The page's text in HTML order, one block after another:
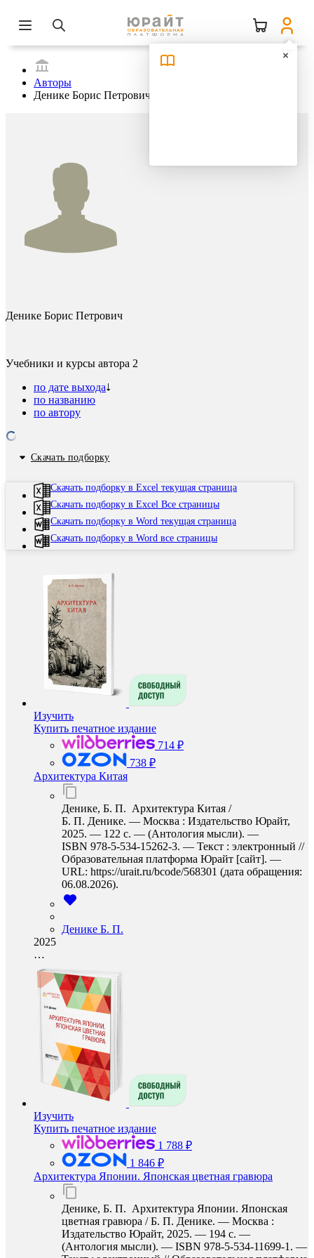
Авторы
Денике Борис Петрович
Денике Борис Петрович
Учебники и курсы автора 2
по дате выхода
по названию
по автору
Скачать подборку
Скачать подборку в Excel текущая страница
Скачать подборку в Excel Все страницы
Скачать подборку в Word текущая страница
Скачать подборку в Word все страницы
Изучить
Купить печатное издание
714 ₽
738 ₽
Архитектура Китая
Денике, Б. П. Архитектура Китая /
Б. П. Денике. — Москва : Издательство Юрайт,
2025. — 122 с. — (Антология мысли). —
ISBN 978-5-534-15262-3. — Текст : электронный //
Образовательная платформа Юрайт [сайт]. —
URL: https://urait.ru/bcode/568301 (дата обращения:
06.08.2026).
Денике Б. П.
2025
…
Изучить
Купить печатное издание
1 788 ₽
1 846 ₽
Архитектура Японии. Японская цветная гравюра
Денике, Б. П. Архитектура Японии. Японская
цветная гравюра / Б. П. Денике. — Москва :
Издательство Юрайт, 2025. — 194 с. —
(Антология мысли). — ISBN 978-5-534-11699-1. —